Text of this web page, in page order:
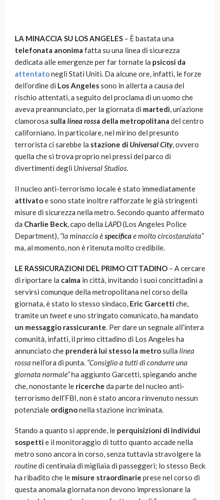
LA MINACCIA SU LOS ANGELES – È bastata una
telefonata anonima fatta su una linea di sicurezza
dedicata alle emergenze per far tornate la psicosi da
attentatonegli Stati Uniti. Da alcune ore, infatti, le forze
dell’ordine di Los Angelessono in allerta a causa del
rischio attentati, a seguito del proclama di un uomo che
aveva preannunciato, per la giornata di martedì, un’azione
clamorosa sulla linea rossa della metropolitana del centro
californiano. In particolare, nel mirino del presunto
terrorista ci sarebbe la stazione di Universal City, ovvero
quella che si trova proprio nei pressi del parco di
divertimenti degli Universal Studios.
Il nucleo anti-terrorismo locale è stato immediatamente
attivatoe sono state inoltre rafforzate le già stringenti
misure di sicurezza nella metro. Secondo quanto affermato
da Charlie Beck, capo della LAPD(Los Angeles Police
Department), “la minaccia èspecificae molto circostanziata”
ma, al momento, non è ritenuta molto credibile.
LE RASSICURAZIONI DEL PRIMO CITTADINO – A cercare
di riportare la calma in città, invitando i suoi concittadini a
servirsi comunque della metropolitana nel corso della
giornata, è stato lo stesso sindaco, Eric Garcettiche,
tramite un tweete uno stringato comunicato, ha mandato
un messaggio rassicurante. Per dare un segnale all’intera
comunità, infatti, il primo cittadino di Los Angeles ha
annunciato che prenderà lui stesso la metrosulla linea
rossa nell’ora di punta. “Consiglio a tutti di condurre una
giornata normale”ha aggiunto Garcetti, spiegando anche
che, nonostante le ricerche da parte del nucleo anti-
terrorismo dell’FBI, non è stato ancora rinvenuto nessun
potenziale ordignonella stazione incriminata.
Stando a quanto si apprende, le perquisizioni di individui
sospettie il monitoraggio di tutto quanto accade nella
metro sono ancora in corso, senza tuttavia stravolgere la
routinedi centinaia di migliaia di passeggeri; lo stesso Beck
ha ribadito che le misure straordinarie prese nel corso di
questa anomala giornata non devono impressionare la